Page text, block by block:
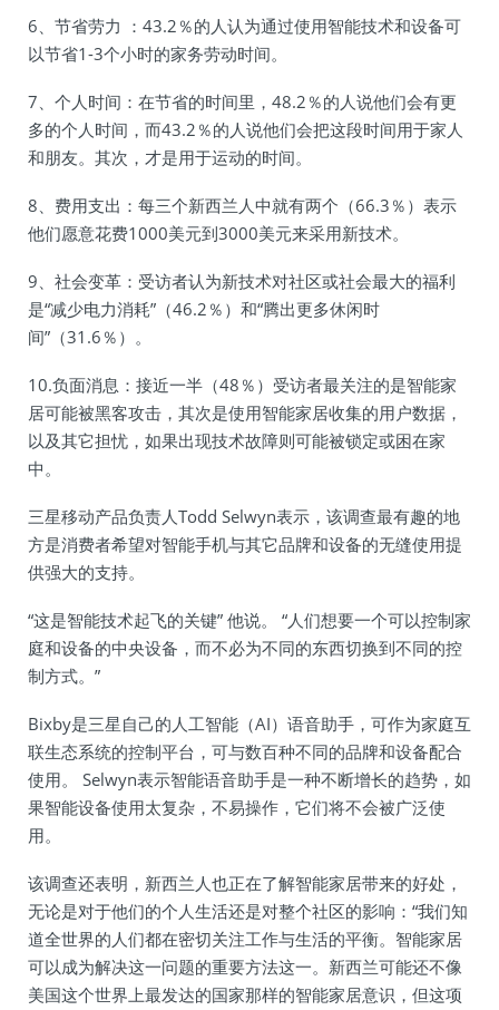
6、节省劳力 ：43.2％的人认为通过使用智能技术和设备可
以节省1-3个小时的家务劳动时间。
7、个人时间：在节省的时间里，48.2％的人说他们会有更
多的个人时间，而43.2％的人说他们会把这段时间用于家人
和朋友。其次，才是用于运动的时间。
8、费用支出：每三个新西兰人中就有两个（66.3％）表示
他们愿意花费1000美元到3000美元来采用新技术。
9、社会变革：受访者认为新技术对社区或社会最大的福利
是“减少电力消耗”（46.2％）和“腾出更多休闲时
间”（31.6％）。
10.负面消息：接近一半（48％）受访者最关注的是智能家
居可能被黑客攻击，其次是使用智能家居收集的用户数据，
以及其它担忧，如果出现技术故障则可能被锁定或困在家
中。
三星移动产品负责人Todd Selwyn表示，该调查最有趣的地
方是消费者希望对智能手机与其它品牌和设备的无缝使用提
供强大的支持。
“这是智能技术起飞的关键” 他说。 “人们想要一个可以控制家
庭和设备的中央设备，而不必为不同的东西切换到不同的控
制方式。”
Bixby是三星自己的人工智能（AI）语音助手，可作为家庭互
联生态系统的控制平台，可与数百种不同的品牌和设备配合
使用。 Selwyn表示智能语音助手是一种不断增长的趋势，如
果智能设备使用太复杂，不易操作，它们将不会被广泛使
用。
该调查还表明，新西兰人也正在了解智能家居带来的好处，
无论是对于他们的个人生活还是对整个社区的影响：“我们知
道全世界的人们都在密切关注工作与生活的平衡。智能家居
可以成为解决这一问题的重要方法这一。新西兰可能还不像
美国这个世界上最发达的国家那样的智能家居意识，但这项